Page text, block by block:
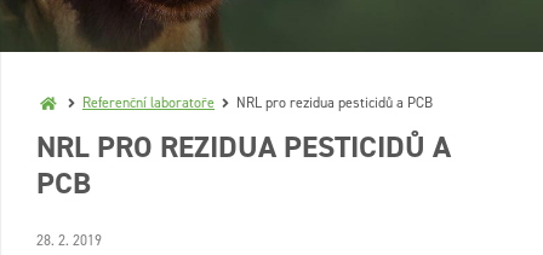
Referenční laboratoře NRL pro rezidua pesticidů a PCB
NRL PRO REZIDUA PESTICIDŮ A
PCB
28. 2. 2019